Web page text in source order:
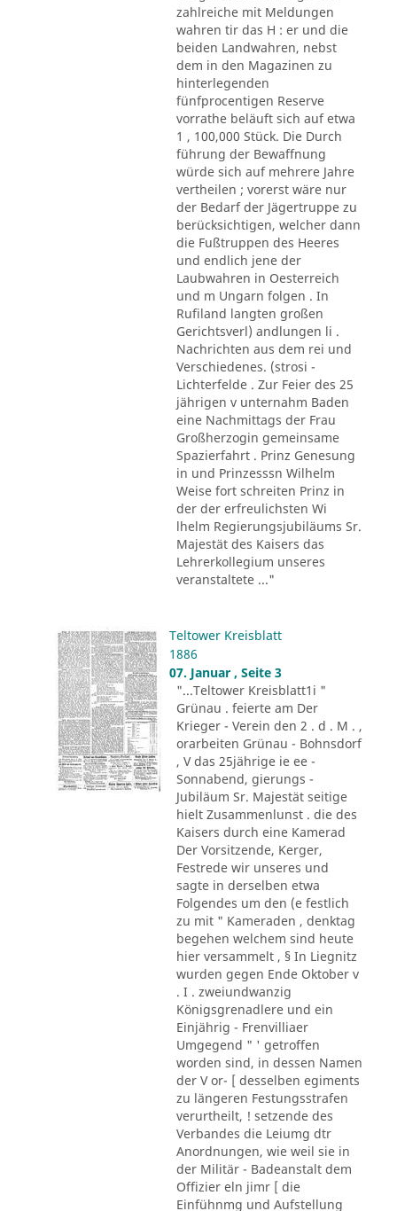
zahlreiche mit Meldungen
wahren tir das H : er und die
beiden Landwahren, nebst
dem in den Magazinen zu
hinterlegenden
fünfprocentigen Reserve
vorrathe beläuft sich auf etwa
1 , 100,000 Stück. Die Durch
führung der Bewaffnung
würde sich auf mehrere Jahre
vertheilen ; vorerst wäre nur
der Bedarf der Jägertruppe zu
berücksichtigen, welcher dann
die Fußtruppen des Heeres
und endlich jene der
Laubwahren in Oesterreich
und m Ungarn folgen . In
Rufiland langten großen
Gerichtsverl) andlungen li .
Nachrichten aus dem rei und
Verschiedenes. (strosi -
Lichterfelde . Zur Feier des 25
jährigen v unternahm Baden
eine Nachmittags der Frau
Großherzogin gemeinsame
Spazierfahrt . Prinz Genesung
in und Prinzesssn Wilhelm
Weise fort schreiten Prinz in
der der erfreulichsten Wi
lhelm Regierungsjubiläums Sr.
Majestät des Kaisers das
Lehrerkollegium unseres
veranstaltete ..."
Teltower Kreisblatt
1886
07. Januar , Seite 3
"...Teltower Kreisblatt1i "
Grünau . feierte am Der
Krieger - Verein den 2 . d . M . ,
orarbeiten Grünau - Bohnsdorf
, V das 25jährige ie ee -
Sonnabend, gierungs -
Jubiläum Sr. Majestät seitige
hielt Zusammenlunst . die des
Kaisers durch eine Kamerad
Der Vorsitzende, Kerger,
Festrede wir unseres und
sagte in derselben etwa
Folgendes um den (e festlich
zu mit " Kameraden , denktag
begehen welchem sind heute
hier versammelt , § In Liegnitz
wurden gegen Ende Oktober v
. I . zweiundwanzig
Königsgrenadlere und ein
Einjährig - Frenvilliaer
Umgegend " ' getroffen
worden sind, in dessen Namen
der V or- [ desselben egiments
zu längeren Festungsstrafen
verurtheilt, ! setzende des
Verbandes die Leiumg dtr
Anordnungen, wie weil sie in
der Militär - Badeanstalt dem
Offizier eln jimr [ die
Einfühnmg und Aufstellung